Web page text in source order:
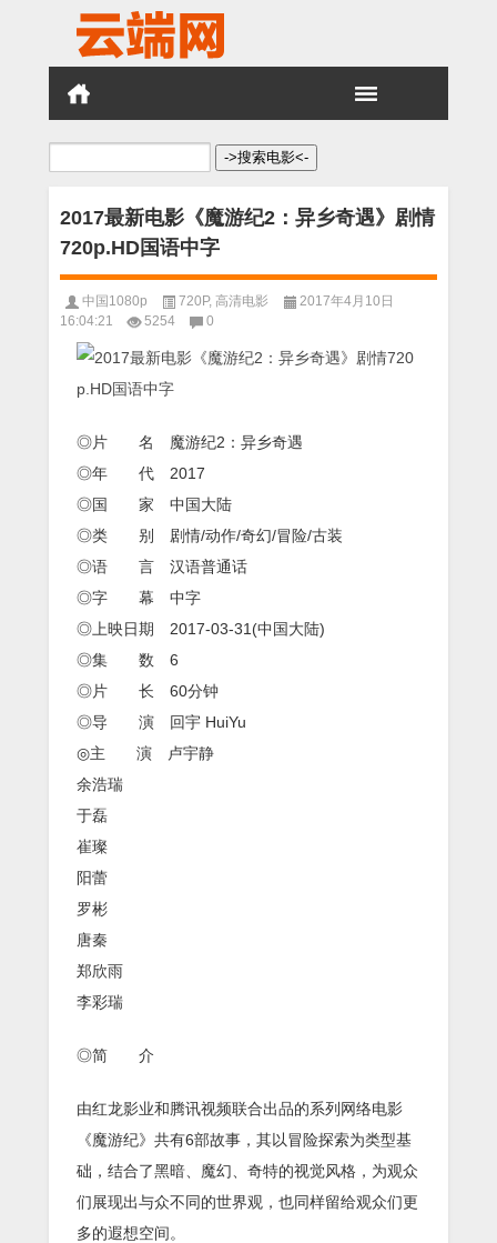
搜
2017最新电影《魔游纪2：异乡奇遇》剧情
720p.HD国语中字
中国1080p 720P, 高清电影
2017年4月10日
16:04:21
5254 0
◎片 名 魔游纪2：异乡奇遇
◎年 代 2017
◎国 家 中国大陆
◎类 别 剧情/动作/奇幻/冒险/古装
◎语 言 汉语普通话
◎字 幕 中字
◎上映日期 2017-03-31(中国大陆)
◎集 数 6
◎片 长 60分钟
◎导 演 回宇 HuiYu
◎主 演 卢宇静
余浩瑞
于磊
崔璨
阳蕾
罗彬
唐秦
郑欣雨
李彩瑞
◎简 介
由红龙影业和腾讯视频联合出品的系列网络电影
《魔游纪》共有6部故事，其以冒险探索为类型基
础，结合了黑暗、魔幻、奇特的视觉风格，为观众
们展现出与众不同的世界观，也同样留给观众们更
多的遐想空间。